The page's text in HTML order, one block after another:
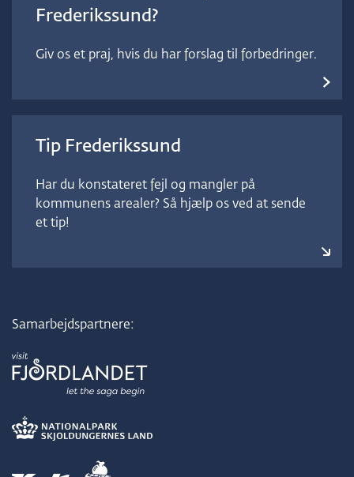
Frederikssund?
Giv os et praj, hvis du har forslag til forbedringer.
Tip Frederikssund
Har du konstateret fejl og mangler på
kommunens arealer? Så hjælp os ved at sende
et tip!
Samarbejdspartnere: